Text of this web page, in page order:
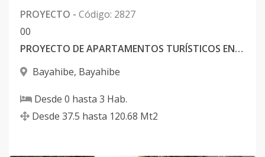
PROYECTO - Código: 2827
00
PROYECTO DE APARTAMENTOS TURÍSTICOS EN BAYAHIBE
Bayahibe, Bayahibe
Desde 0 hasta 3 Hab.
Desde 37.5 hasta 120.68 Mt2